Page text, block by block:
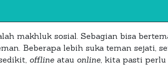
makhluk sosial. Sebagian bisa
Beberapa lebih suka teman sejati,
offline atau online, kita pasti